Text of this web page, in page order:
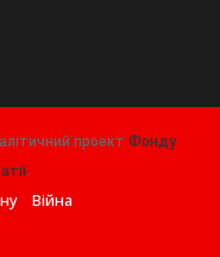
проект Фонду
.
Війна